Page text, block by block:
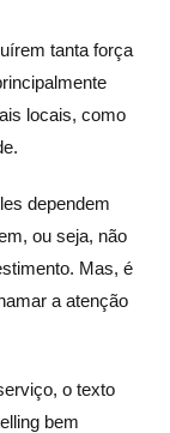
tanta força
locais, como
dependem
ou seja, não
Mas, é
a atenção
o texto
bem